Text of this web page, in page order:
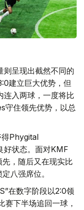
呈现出截然不同的
建立巨大优势，但
入两球，一度将比
守住领先优势，以总
Phygital
状态。面对KMF
，随后又在现实比
八强席位。
在数字阶段以2:0领
下半场追回一球，